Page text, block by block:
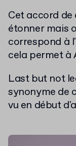
Cet accord de
étonner mais
correspond à
cela permet à
Last but not
synonyme de
vu en début